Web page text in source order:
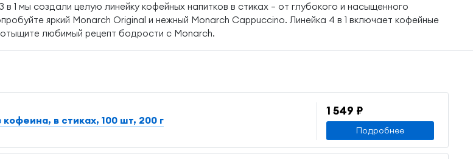
мы создали целую линейку кофейных напитков в стиках – от глубокого и насыщенного
яркий Monarch Original и нежный Monarch Cappuccino. Линейка 4 в 1 включает кофейные
любимый рецепт бодрости с Monarch.
в стиках, 100 шт, 200 г
1 549 ₽
Подробнее